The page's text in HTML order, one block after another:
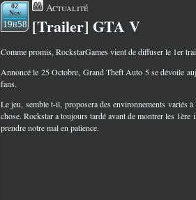
02
Nov
19h58
Actualité
[Trailer] GTA V
Comme promis, RockstarGames vient de diffuser le 1er
Annoncé le 25 Octobre, Grand Theft Auto 5 se dévoile
fans.
Le jeu, semble t-il, proposera des environnements variés
chose. Rockstar a toujours tardé avant de montrer les
prendre notre mal en patience.